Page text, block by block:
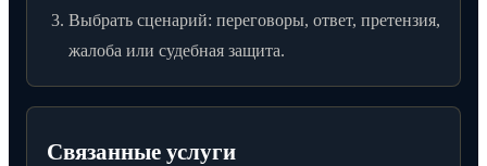
Выбрать сценарий: переговоры, ответ, претензия,
жалоба или судебная защита.
Связанные услуги